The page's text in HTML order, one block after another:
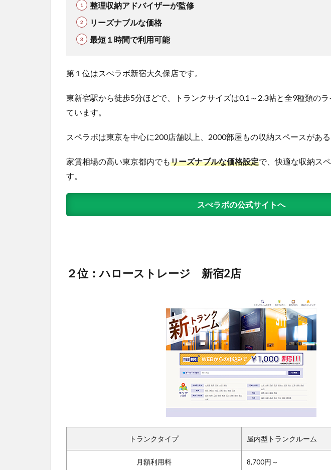
整理収納アドバイザーが監修
リーズナブルな価格
最短１時間で利用可能
第１位はスぺラボ新宿大久保店です。
東新宿駅から徒歩5分ほどで、トランクサイズは0.1～2.3帖と全9種類の
ています。
スペラボは東京を中心に200店舗以上、2000部屋もの収納スペースがある
家賃相場の高い東京都内でもリーズナブルな価格設定で、快適な収納ス
す。
スぺラボの公式サイトへ
２位：ハローストレージ 新宿2店
トランクタイプ 屋内型トランクルーム
月額利用料 8,700円～